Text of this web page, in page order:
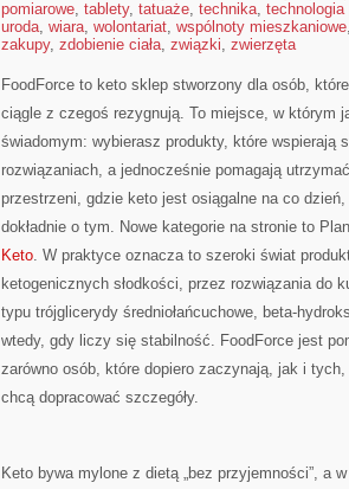
pomiarowe, tablety, tatuaże, technika, technologia
uroda, wiara, wolontariat, wspólnoty mieszkaniowe,
zakupy, zdobienie ciała, związki, zwierzęta
FoodForce to keto sklep stworzony dla osób,
ciągle z czegoś rezygnują. To miejsce, w którym
świadomym: wybierasz produkty, które wspierają
rozwiązaniach, a jednocześnie pomagają
przestrzeni, gdzie keto jest osiągalne na co
dokładnie o tym. Nowe kategorie na stronie to
Keto. W praktyce oznacza to szeroki świat
ketogenicznych słodkości, przez rozwiązania do
typu trójglicerydy średniołańcuchowe, beta-
wtedy, gdy liczy się stabilność. FoodForce jest
zarówno osób, które dopiero zaczynają, jak i
chcą dopracować szczegóły.
Keto bywa mylone z dietą „bez przyjemności”, a